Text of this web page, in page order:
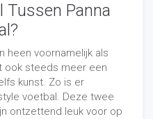
Tussen Panna
heen voornamelijk als
ook steeds meer een
kunst. Zo is er
voetbal. Deze twee
ontzettend leuk voor op